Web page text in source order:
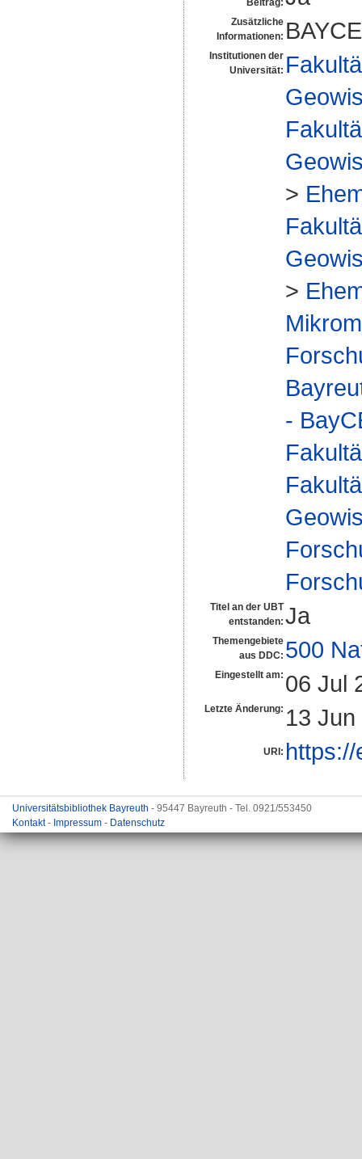
Zusätzliche
Informationen:
Institutionen der
Universität:
>
>
-
Titel an der UBT
entstanden: Ja
Themengebiete
aus DDC: 500
Eingestellt am: 06 Jul
Letzte Änderung: 13 Jun
URI:
Universitätsbibliothek Bayreuth - 95447 Bayreuth - Tel. 0921/553450
Kontakt- Impressum - Datenschutz